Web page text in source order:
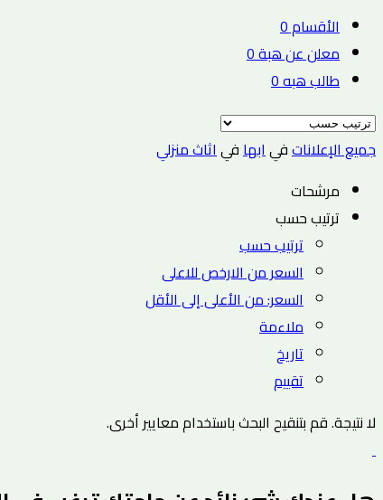
الأقسام0
معلن عن هبة0
طالب هبه0
جميع الإعلاناتفيابهافياثاث منزلي
مرشحات
ترتيب حسب
ترتيب حسب
السعر من الارخص للاعلى
السعر: من الأعلى إلى الأقل
ملاءمة
تاريخ
تقييم
لا نتيجة. قم بتنقيح البحث باستخدام معايير أخرى.